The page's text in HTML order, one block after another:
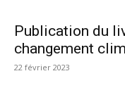
Publication du
changement
22 février 2023